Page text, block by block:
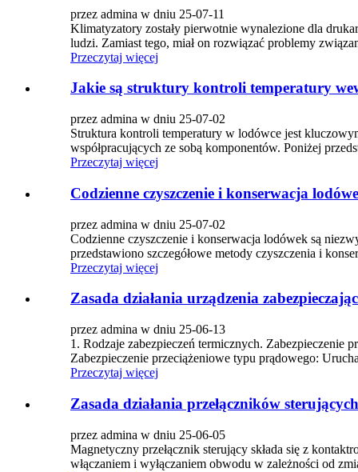
przez admina w dniu 25-07-11
Klimatyzatory zostały pierwotnie wynalezione dla
ludzi. Zamiast tego, miał on rozwiązać problemy
Przeczytaj więcej
Jakie są struktury kontroli temperatury
przez admina w dniu 25-07-02
Struktura kontroli temperatury w lodówce jest
współpracujących ze sobą komponentów. Poniżej
Przeczytaj więcej
Codzienne czyszczenie i konserwacja
przez admina w dniu 25-07-02
Codzienne czyszczenie i konserwacja lodówek są
przedstawiono szczegółowe metody czyszczenia i
Przeczytaj więcej
Zasada działania urządzenia
przez admina w dniu 25-06-13
1. Rodzaje zabezpieczeń termicznych. Zabezpieczenie
Zabezpieczenie przeciążeniowe typu prądowego:
Przeczytaj więcej
Zasada działania przełączników
przez admina w dniu 25-06-05
Magnetyczny przełącznik sterujący składa się z
włączaniem i wyłączaniem obwodu w zależności od